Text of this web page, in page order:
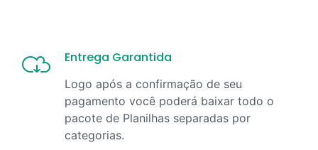
Entrega Garantida
Logo após a confirmação de seu
pagamento você poderá baixar todo o
pacote de Planilhas separadas por
categorias.